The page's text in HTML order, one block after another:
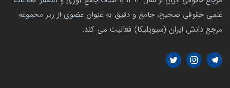
علمی حقوقی صحیح، جامع و دقیق به عنوان عضوی از زیر مجموعه
مرجع دانش ایران (سیویلیکا) فعالیت می کند.